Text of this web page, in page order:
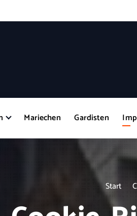
Mariechen Gardisten
Start